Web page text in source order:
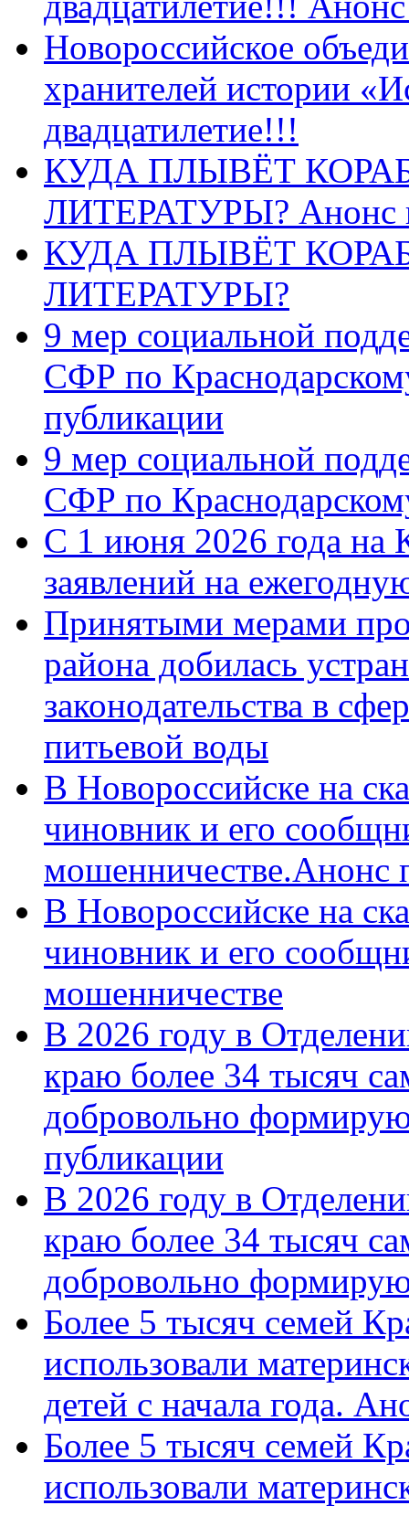
Новороссийское
хранителей истории
двадцатилетие!!!
КУДА ПЛЫВЁТ
ЛИТЕРАТУРЫ? Анонс
КУДА ПЛЫВЁТ
ЛИТЕРАТУРЫ?
9 мер социальной
СФР по
публикации
9 мер социальной
СФР по
С 1 июня 2026 года на
заявлений на
Принятыми мерами
района добилась
законодательства в
питьевой воды
В Новороссийске на
чиновник и его
мошенничестве.Анонс
В Новороссийске на
чиновник и его
мошенничестве
В 2026 году в
краю более 34 тысяч
добровольно
публикации
В 2026 году в
краю более 34 тысяч
добровольно
Более 5 тысяч семей
использовали
детей с начала года.
Более 5 тысяч семей
использовали